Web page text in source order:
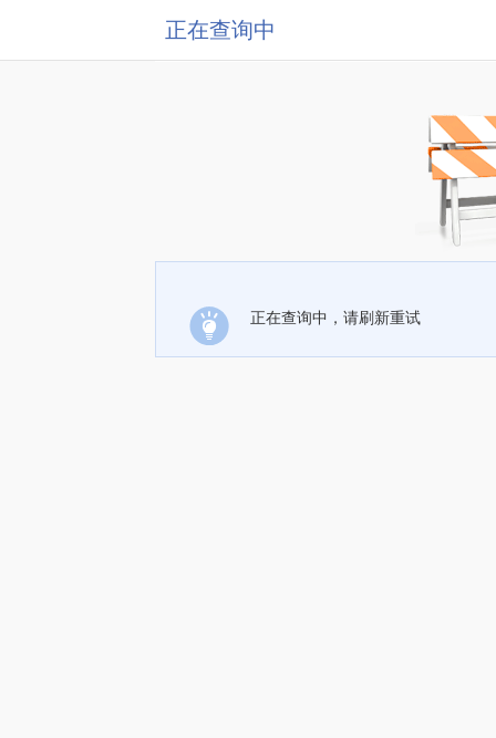
正在查询中
正在查询中，请刷新重试